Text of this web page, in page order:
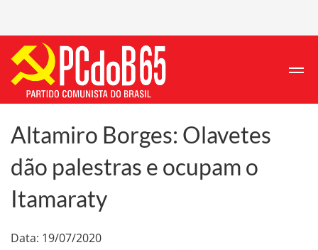
Altamiro Borges: Olavetes
dão palestras e ocupam o
Itamaraty
Data: 19/07/2020